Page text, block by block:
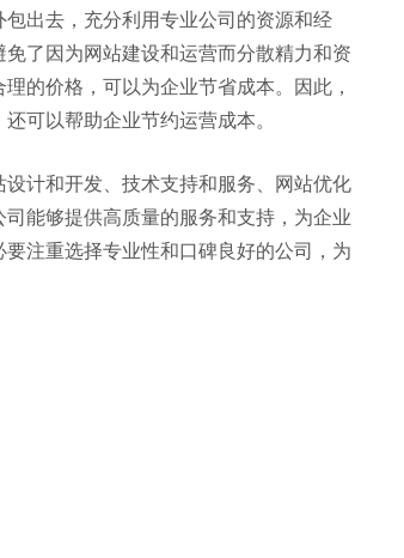
出去，充分利用专业公司的资源和经
了因为网站建设和运营而分散精力和资
的价格，可以为企业节省成本。因此，
可以帮助企业节约运营成本。
计和开发、技术支持和服务、网站优化
能够提供高质量的服务和支持，为企业
注重选择专业性和口碑良好的公司，为